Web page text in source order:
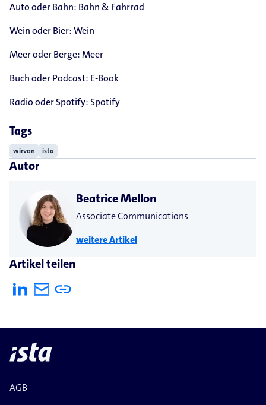
Auto oder Bahn: Bahn & Fahrrad
Wein oder Bier: Wein
Meer oder Berge: Meer
Buch oder Podcast: E-​Book
Radio oder Spotify: Spotify
Tags
wirvon ista
Autor
Beatrice Mellon
Associate Communications
weitere Artikel
Artikel teilen
AGB